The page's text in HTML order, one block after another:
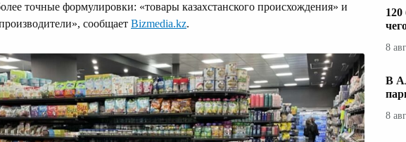
точные формулировки: «товары казахстанского происхождения» и
сообщает Bizmedia.kz.
8
В
8